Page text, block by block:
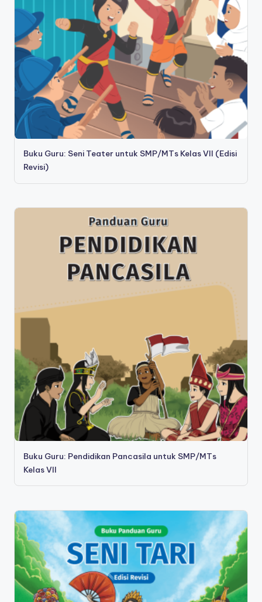
Buku Guru: Seni Teater untuk SMP/MTs Kelas VII (Edisi
Revisi)
Buku Guru: Pendidikan Pancasila untuk SMP/MTs
Kelas VII